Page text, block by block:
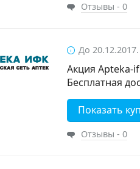
Отзывы - 0
До
Акция Apteka-
Бесплатная
Показать
Отзывы - 0